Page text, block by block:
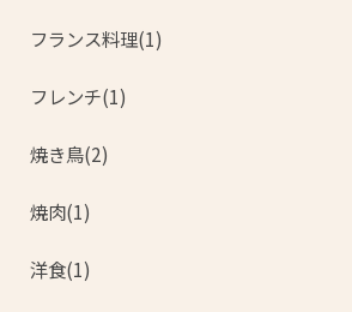
フランス料理(1)
フレンチ(1)
焼き鳥(2)
焼肉(1)
洋食(1)